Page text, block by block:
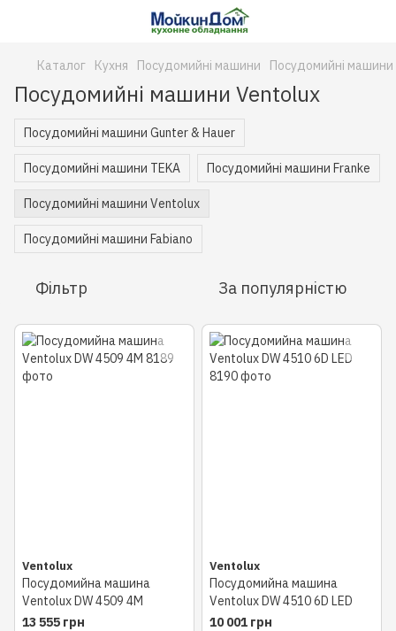
Каталог Кухня Посудомийні машини Посудомийні
Посудомийні машини Ventolux
Посудомийні машини Gunter & Hauer
Посудомийні машини TEKA Посудомийні машини Franke
Посудомийні машини Ventolux
Посудомийні машини Fabiano
Фільтр За популярністю
Ventolux
Посудомийна машина
Ventolux DW 4509 4M
13 555 грн
Ventolux
Посудомийна машина
Ventolux DW 4510 6D LED
10 001 грн